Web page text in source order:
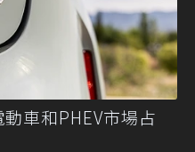
車和PHEV市場占